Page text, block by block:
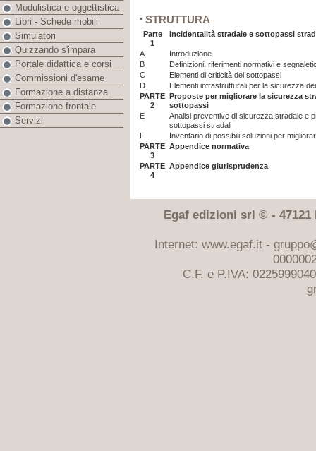
STRUTTURA
Parte
1
Incidentalità stradale e sottopassi
A
Introduzione
B
Definizioni, riferimenti normativi e
C
Elementi di criticità dei sottopassi
D
Elementi infrastrutturali per la sicurezza
PARTE
2
Proposte per migliorare la sicurezza
sottopassi
E
Analisi preventive di sicurezza stradale e
sottopassi stradali
F
Inventario di possibili soluzioni per
PARTE
3
Appendice normativa
PARTE
4
Appendice giurisprudenza
Egaf edizioni srl © - 47121
Internet: www.egaf.it -
C.F. e P.IVA:
Modulistica e oggettistica
Libri - Schede mobili
Simulatori
Quizzando s'impara
Portale didattica e corsi
Commissioni d'esame
Formazione a distanza
Formazione frontale
Servizi